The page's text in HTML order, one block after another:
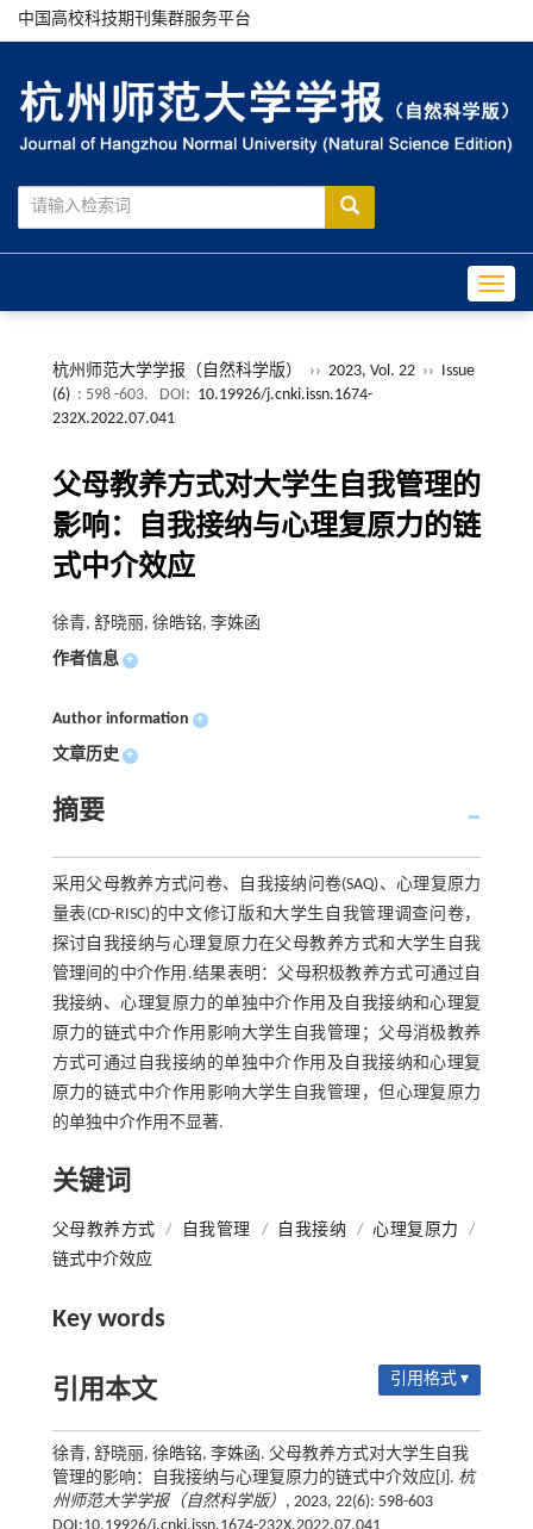
中国高校科技期刊集群服务平台
杭州师范大学学报（自然科学版） ›› 2023, Vol. 22 ›› Issue
(6) : 598 -603. DOI: 10.19926/j.cnki.issn.1674-
232X.2022.07.041
父母教养方式对大学生自我管理的
影响：自我接纳与心理复原力的链
式中介效应
徐青, 舒晓丽, 徐皓铭, 李姝函
作者信息 +
Author information +
文章历史 +
摘要
采用父母教养方式问卷、自我接纳问卷(SAQ)、心理复原力
量表(CD-RISC)的中文修订版和大学生自我管理调查问卷，
探讨自我接纳与心理复原力在父母教养方式和大学生自我
管理间的中介作用.结果表明：父母积极教养方式可通过自
我接纳、心理复原力的单独中介作用及自我接纳和心理复
原力的链式中介作用影响大学生自我管理；父母消极教养
方式可通过自我接纳的单独中介作用及自我接纳和心理复
原力的链式中介作用影响大学生自我管理，但心理复原力
的单独中介作用不显著.
关键词
父母教养方式 / 自我管理 / 自我接纳 / 心理复原力
/
链式中介效应
Key words
引用本文 引用格式 ▾
徐青, 舒晓丽, 徐皓铭, 李姝函. 父母教养方式对大学生自我
管理的影响：自我接纳与心理复原力的链式中介效应[J]. 杭
州师范大学学报（自然科学版） , 2023, 22(6): 598-603